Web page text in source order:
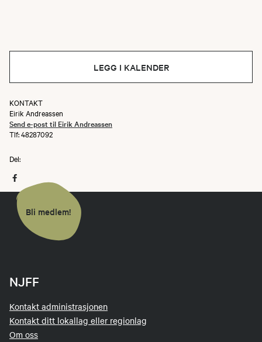
LEGG I KALENDER
KONTAKT
Eirik Andreassen
Send e-post til Eirik Andreassen
Tlf: 48287092
Del:
Bli medlem!
NJFF
Kontakt administrasjonen
Kontakt ditt lokallag eller regionlag
Om oss